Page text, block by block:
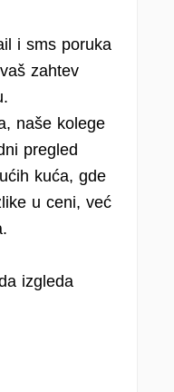
i sms poruka
zahtev
naše kolege
pregled
kuća, gde
u ceni, već
izgleda